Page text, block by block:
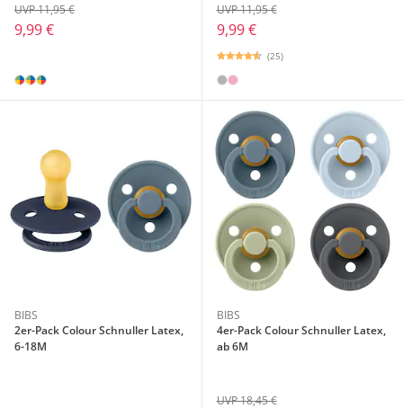
9,99 €
UVP 11,95 €
9,99 €
UVP 11,95 €
(25)
BIBS
2er-Pack Colour Schnuller Latex,
6-18M
BIBS
4er-Pack Colour Schnuller Latex,
ab 6M
UVP 18,45 €